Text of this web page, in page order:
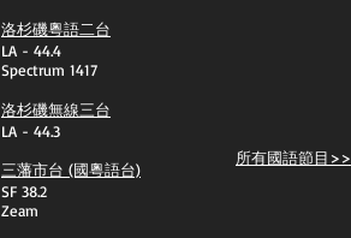
洛杉磯粵語二台
LA - 44.4
Spectrum 1417
洛杉磯無線三台
LA - 44.3
三藩市台 (國粵語台)
SF 38.2
Zeam
所有國語節目>>